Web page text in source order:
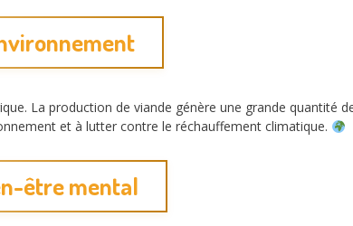
La production de viande génère une grande quantité
et à lutter contre le réchauffement climatique.
être mental